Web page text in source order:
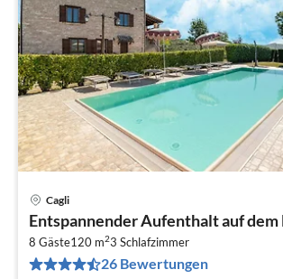
Cagli
Entspannender Aufenthalt auf dem
8 Gäste120 m23 Schlafzimmer
26 Bewertungen